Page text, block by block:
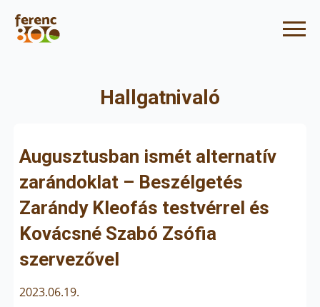
Hallgatnivaló
Augusztusban ismét alternatív
zarándoklat – Beszélgetés
Zarándy Kleofás testvérrel és
Kovácsné Szabó Zsófia
szervezővel
2023.06.19.